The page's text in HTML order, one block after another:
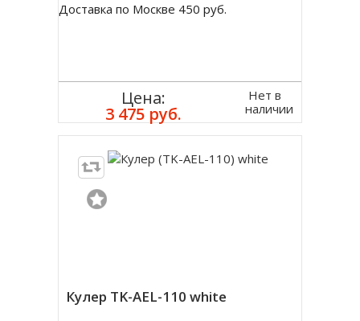
Доставка по Москве 450 руб.
Цена:
3 475 руб.
Нет в
наличии
Кулер TK-AEL-110 white